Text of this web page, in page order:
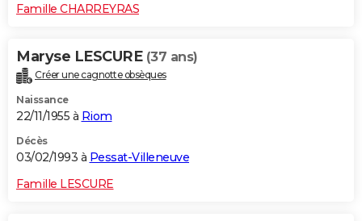
Famille CHARREYRAS
Maryse LESCURE (37 ans)
Créer une cagnotte obsèques
Naissance
22/11/1955 à Riom
Décès
03/02/1993 à Pessat-Villeneuve
Famille LESCURE